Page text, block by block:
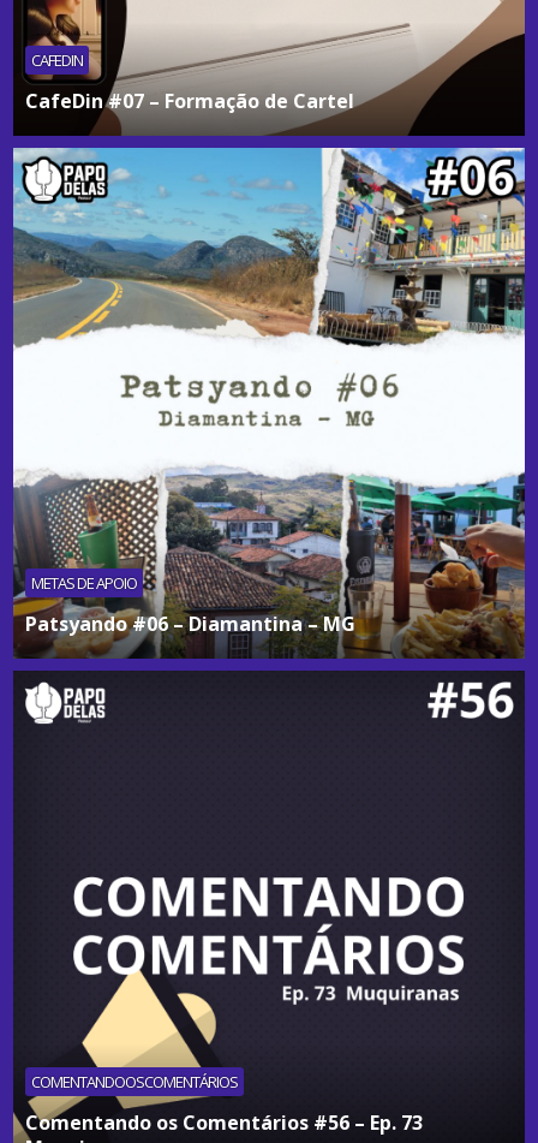
CAFEDIN
CafeDin #07 – Formação de Cartel
METAS DE APOIO
Patsyando #06 – Diamantina – MG
COMENTANDOOSCOMENTÁRIOS
Comentando os Comentários #56 – Ep. 73